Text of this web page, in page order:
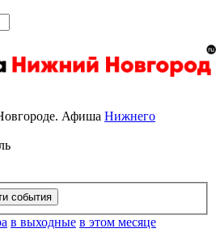
Афиша Нижнего
в выходные в этом месяце